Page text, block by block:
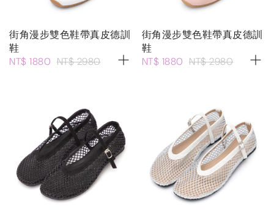
街角漫步雙色鞋帶真皮德訓
鞋
NT$ 1880 NT$ 2980
街角漫步雙色鞋帶真皮德訓
鞋
NT$ 1880 NT$ 2980